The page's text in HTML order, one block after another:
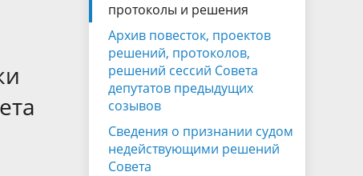
Муниципальная служба
Объявления
имущественного характера
Информационные материалы
протоколы и решения
Архив повесток, проектов
решений, протоколов,
решений сессий Совета
депутатов предыдущих
созывов
Сведения о признании судом
недействующими решений
Совета